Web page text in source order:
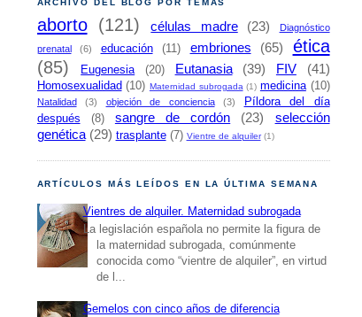
ARCHIVO DEL BLOG POR TEMAS
aborto (121) células madre (23)
Diagnóstico
prenatal
(6) educación (11) embriones (65)
ética
(85)
Eugenesia (20) Eutanasia (39) FIV (41)
Homosexualidad (10) Maternidad subrogada (1) medicina (10)
Natalidad (3) objeción de conciencia (3)
Píldora del día
después
(8) sangre de cordón (23)
selección
genética (29) trasplante (7) Vientre de alquiler (1)
ARTÍCULOS MÁS LEÍDOS EN LA ÚLTIMA SEMANA
Vientres de alquiler. Maternidad subrogada
La legislación española no permite la figura de
la maternidad subrogada, comúnmente
conocida como “vientre de alquiler”, en virtud
de l...
Gemelos con cinco años de diferencia